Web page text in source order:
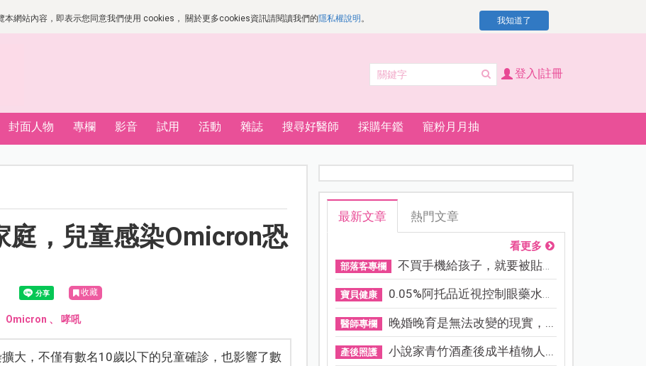
網站內容，即表示您同意我們使用 cookies， 關於更多cookies資訊請閱讀我們的隱私權說明 。 我知道了
登入|註冊
封面人物 專欄 影音 試用 活動 雜誌 搜尋好醫師 採購年鑑 寵粉月月抽
庭，兒童感染Omicron恐
收藏
Omicron 、 哮吼
大，不僅有數名10歲以下的兒童確診，也影響了數
最新文章 熱門文章
看更多
部落客專欄 不買手機給孩子，就要被貼「...
寶貝健康 0.05%阿托品近視控制眼藥水納...
醫師專欄 晚婚晚育是無法改變的現實，...
產後照護 小說家青竹酒產後成半植物人...